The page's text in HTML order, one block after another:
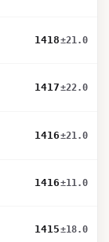
1418±21.0
1417±22.0
1416±21.0
1416±11.0
1415±18.0